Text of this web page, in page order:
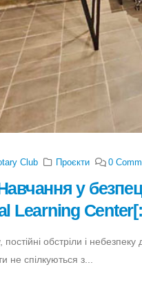
Club Проєкти 0
у
Learning
постійні обстріли і
не спілкуються з...